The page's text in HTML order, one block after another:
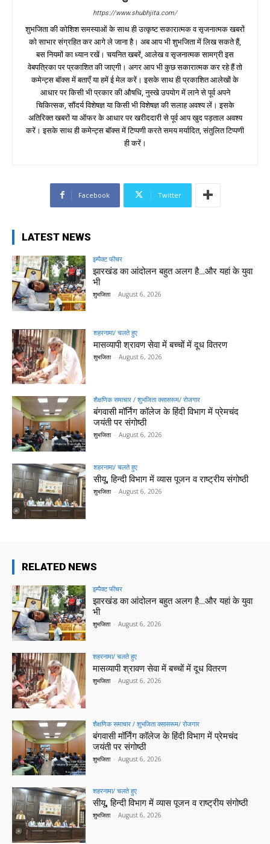
https://www.shubhjita.com/
शुभजिता की कोशिश समस्याओं के साथ ही उत्कृष्ट सकारात्मक व सृजनात्मक खबरों
को साभार संग्रहित कर आगे ले जाना है। अब आप भी शुभजिता में लिख सकते हैं,
बस नियमों का ध्यान रखें। चयनित खबरें, आलेख व सृजनात्मक सामग्री इस
वेबपत्रिका पर प्रकाशित की जाएगी। अगर आप भी कुछ सकारात्मक कर रहे हैं तो
कमेन्ट्स बॉक्स में बताएँ या हमें ई मेल करें। इसके साथ ही प्रकाशित आलेखों के
आधार पर किसी भी प्रकार की औषधि, नुस्खे उपयोग में लाने से पूर्व अपने
चिकित्सक, सौंदर्य विशेषज्ञ या किसी भी विशेषज्ञ की सलाह अवश्य लें। इसके
अतिरिक्त खबरों या ऑफर के आधार पर खरीददारी से पूर्व आप खुद पड़ताल अवश्य
करें। इसके साथ ही कमेन्ट्स बॉक्स में टिप्पणी करते समय मर्यादित, संतुलित टिप्पणी
ही करें।
Facebook Twitter
LATEST NEWS
इम्पैक्ट फीचर
झारखंड का आंदोलन बहुत अलग है…और यहां के युवा
भी
शुभजिता - August 6, 2026
शहरनामा/ चलते हुए
मासव्यापी श्रावण सेवा में बच्चों में दूध वितरण
शुभजिता - August 6, 2026
शैक्षणिक समाचार / शुभजिता क्सासरूम/ रोजगार
बंगवासी मॉर्निंग कॉलेज के हिंदी विभाग में प्रेमचंद
जयंती पर संगोष्ठी
शुभजिता - August 6, 2026
शहरनामा/ चलते हुए
सीयू, हिन्दी विभाग में व्यास पूजन व राष्ट्रीय संगोष्ठी
शुभजिता - August 6, 2026
RELATED NEWS
इम्पैक्ट फीचर
झारखंड का आंदोलन बहुत अलग है…और यहां के युवा
भी
शुभजिता - August 6, 2026
शहरनामा/ चलते हुए
मासव्यापी श्रावण सेवा में बच्चों में दूध वितरण
शुभजिता - August 6, 2026
शैक्षणिक समाचार / शुभजिता क्सासरूम/ रोजगार
बंगवासी मॉर्निंग कॉलेज के हिंदी विभाग में प्रेमचंद
जयंती पर संगोष्ठी
शुभजिता - August 6, 2026
शहरनामा/ चलते हुए
सीयू, हिन्दी विभाग में व्यास पूजन व राष्ट्रीय संगोष्ठी
शुभजिता - August 6, 2026